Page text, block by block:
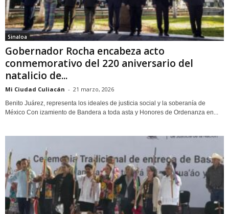
Sinaloa
Gobernador Rocha encabeza acto
conmemorativo del 220 aniversario del
natalicio de...
Mi Ciudad Culiacán - 21 marzo, 2026
Benito Juárez, representa los ideales de justicia social y la soberanía de
México Con izamiento de Bandera a toda asta y Honores de Ordenanza en...